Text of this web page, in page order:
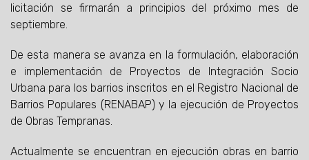
licitación se firmarán a principios del próximo mes de
septiembre.
De esta manera se avanza en la formulación, elaboración
e implementación de Proyectos de Integración Socio
Urbana para los barrios inscritos en el Registro Nacional de
Barrios Populares (RENABAP) y la ejecución de Proyectos
de Obras Tempranas.
Actualmente se encuentran en ejecución obras en barrio